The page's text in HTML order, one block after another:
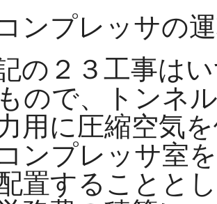
ンプレッサの
の２３工事は
ので、トンネ
用に圧縮空気
ンプレッサ室
置することと